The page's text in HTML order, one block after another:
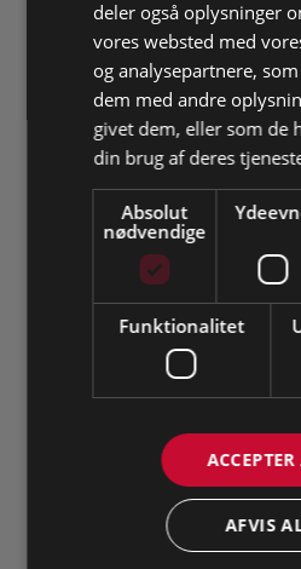
Tilmeld dig
Vi sender ikke spammer! Læs
deler også oplysninger
vores websted med
og analysepartnere,
dem med andre
givet dem, eller som de
din brug af deres
Absolut
nødvendige
Funktionalitet
AFVIS